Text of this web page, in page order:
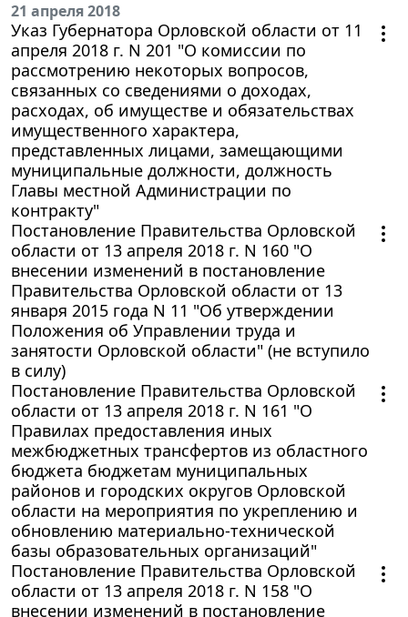
21 апреля 2018
Указ Губернатора Орловской области от 11
апреля 2018 г. N 201 "О комиссии по
рассмотрению некоторых вопросов,
связанных со сведениями о доходах,
расходах, об имуществе и обязательствах
имущественного характера,
представленных лицами, замещающими
муниципальные должности, должность
Главы местной Администрации по
контракту"
Постановление Правительства Орловской
области от 13 апреля 2018 г. N 160 "О
внесении изменений в постановление
Правительства Орловской области от 13
января 2015 года N 11 "Об утверждении
Положения об Управлении труда и
занятости Орловской области" (не вступило
в силу)
Постановление Правительства Орловской
области от 13 апреля 2018 г. N 161 "О
Правилах предоставления иных
межбюджетных трансфертов из областного
бюджета бюджетам муниципальных
районов и городских округов Орловской
области на мероприятия по укреплению и
обновлению материально-технической
базы образовательных организаций"
Постановление Правительства Орловской
области от 13 апреля 2018 г. N 158 "О
внесении изменений в постановление